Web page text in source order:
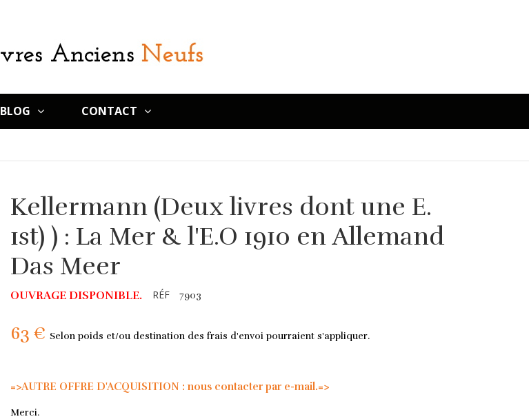
BLOG CONTACT
Kellermann (Deux livres dont une E.
1st) ) : La Mer & l'E.O 1910 en Allemand
Das Meer
OUVRAGE DISPONIBLE. RÉF 7903
63 € Selon poids et/ou destination des frais d'envoi pourraient s'appliquer.
=>AUTRE OFFRE D'ACQUISITION : nous contacter par e-mail.=>
Merci.